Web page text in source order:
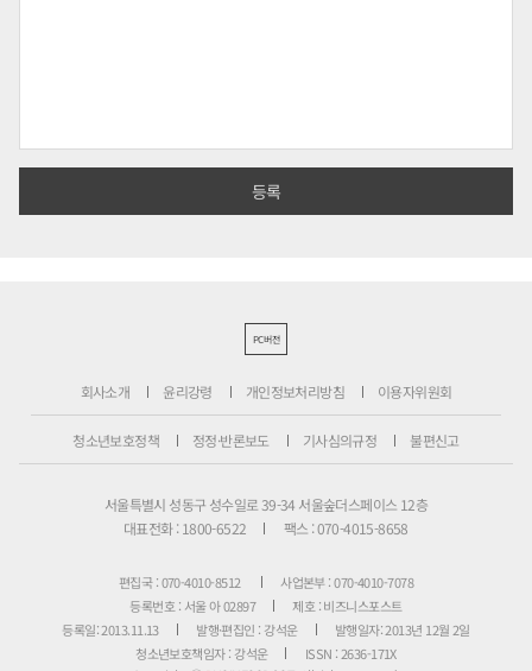
PC버전
회사소개 윤리강령 개인정보처리방침 이용자위원회
청소년보호정책 정정·반론보도 기사심의규정 불편신고
서울특별시 성동구 성수일로 39-34 서울숲더스페이스 12층
대표전화 : 1800-6522
팩스 : 070-4015-8658
편집국 : 070-4010-8512
사업본부 : 070-4010-7078
등록번호 : 서울 아 02897
제호 : 비즈니스포스트
등록일: 2013.11.13
발행·편집인 : 강석운
발행일자: 2013년 12월 2일
청소년보호책임자 : 강석운
ISSN : 2636-171X